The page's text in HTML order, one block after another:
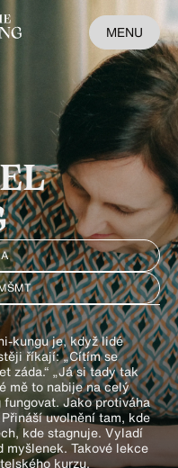
MENU
kungu je, když lidé
říkají: „Cítím se
záda.“ „Já si tady tak
mě to nabije na celý
fungovat. Jako protiváha
uvolnění tam, kde
kde stagnuje. Vyladí
myšlenek. Takové lekce
kurzu.